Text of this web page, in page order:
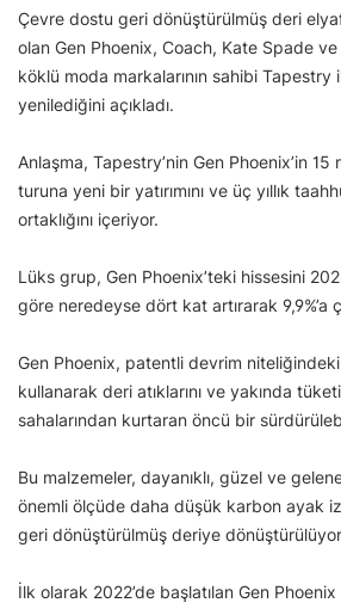
Çevre dostu geri dönüştürülmüş deri
olan Gen Phoenix, Coach, Kate Spade
köklü moda markalarının sahibi Tapestry
yenilediğini açıkladı.
Anlaşma, Tapestry’nin Gen Phoenix’in 15
turuna yeni bir yatırımını ve üç yıllık
ortaklığını içeriyor.
Lüks grup, Gen Phoenix’teki hissesini
göre neredeyse dört kat artırarak 9,9%’a
Gen Phoenix, patentli devrim
kullanarak deri atıklarını ve yakında
sahalarından kurtaran öncü bir
Bu malzemeler, dayanıklı, güzel ve
önemli ölçüde daha düşük karbon ayak
geri dönüştürülmüş deriye
İlk olarak 2022’de başlatılan Gen